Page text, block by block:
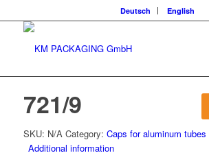
Deutsch English
721/9
SKU: N/A Category: Caps for aluminum tubes
Additional information